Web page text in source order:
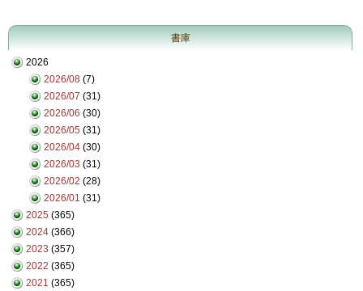
書庫
2026
2026/08 (7)
2026/07 (31)
2026/06 (30)
2026/05 (31)
2026/04 (30)
2026/03 (31)
2026/02 (28)
2026/01 (31)
2025 (365)
2024 (366)
2023 (357)
2022 (365)
2021 (365)